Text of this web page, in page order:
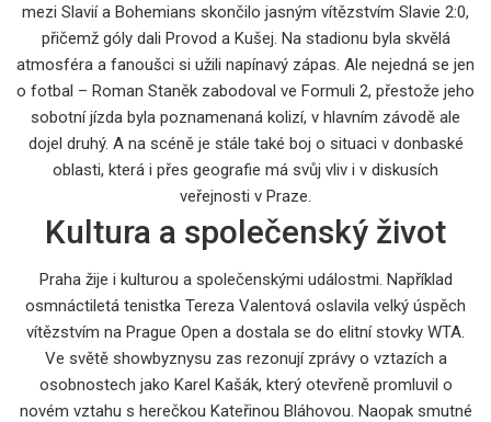
mezi Slavií a Bohemians skončilo jasným vítězstvím Slavie 2:0,
přičemž góly dali Provod a Kušej. Na stadionu byla skvělá
atmosféra a fanoušci si užili napínavý zápas. Ale nejedná se jen
o fotbal – Roman Staněk zabodoval ve Formuli 2, přestože jeho
sobotní jízda byla poznamenaná kolizí, v hlavním závodě ale
dojel druhý. A na scéně je stále také boj o situaci v donbaské
oblasti, která i přes geografie má svůj vliv i v diskusích
veřejnosti v Praze.
Kultura a společenský život
Praha žije i kulturou a společenskými událostmi. Například
osmnáctiletá tenistka Tereza Valentová oslavila velký úspěch
vítězstvím na Prague Open a dostala se do elitní stovky WTA.
Ve světě showbyznysu zas rezonují zprávy o vztazích a
osobnostech jako Karel Kašák, který otevřeně promluvil o
novém vztahu s herečkou Kateřinou Bláhovou. Naopak smutné